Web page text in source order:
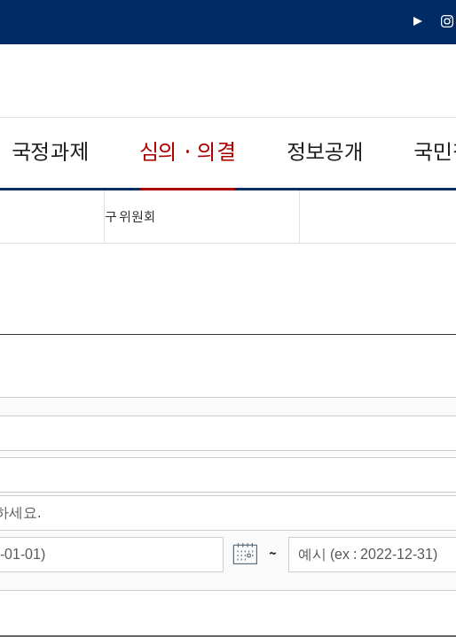
유
인
국정과제 심의 · 의결 정보공개 국
구 위원회
~